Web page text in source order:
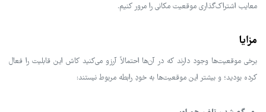
معایب اشتراک‌گذاری موقعیت مکانی را مرور کنیم.
مزایا
برخی موقعیت‌ها وجود دارند که در آن‌ها احتمالاً آرزو می‌کنید کاش این قابلیت را فعال
کرده بودید؛ و بیشتر این موقعیت‌ها به خودِ رابطه مربوط نیستند: